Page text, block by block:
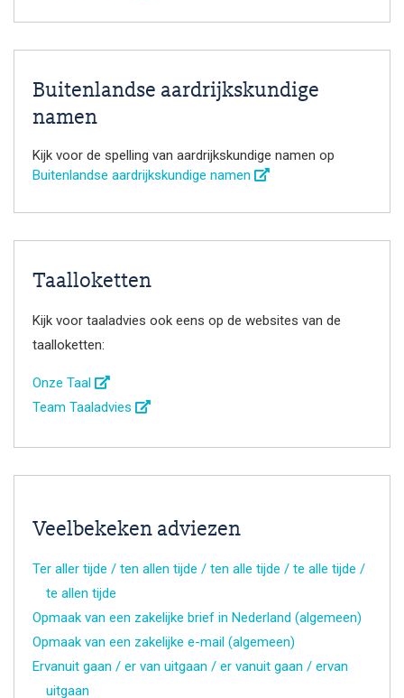
Buitenlandse aardrijkskundige
namen
Kijk voor de spelling van aardrijkskundige namen op
Buitenlandse aardrijkskundige namen
Taalloketten
Kijk voor taaladvies ook eens op de websites van de
taalloketten:
Onze Taal
Team Taaladvies
Veelbekeken adviezen
Ter aller tijde / ten allen tijde / ten alle tijde / te alle tijde /
te allen tijde
Opmaak van een zakelijke brief in Nederland (algemeen)
Opmaak van een zakelijke e-mail (algemeen)
Ervanuit gaan / er van uitgaan / er vanuit gaan / ervan
uitgaan